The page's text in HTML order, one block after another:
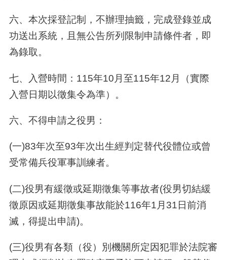
六、本次採登記制，不辦理抽籤，完成登錄並成
功送出系統，且無公告所列限制申請條件者，即
為錄取。
七、入營時間： 115年10 月至115年12 月（實際
入營日期以徵集令為準）。
六、不得申請之役男：
(一)83年次至93年次出生經判定替代役體位或曾
受常備兵役軍事訓練者。
(二)役男有緩徵或延期徵集等事故者(役男切結緩
徵原因或延期徵集事故能於116年1 月 31日前消
滅，得提出申請)。
(三)役男有各類（役）別機關所定因犯罪於法院審